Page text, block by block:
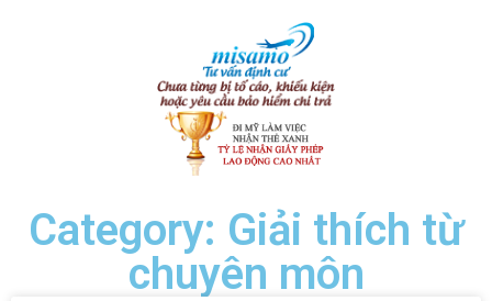
Category: Giải thích từ
chuyên môn